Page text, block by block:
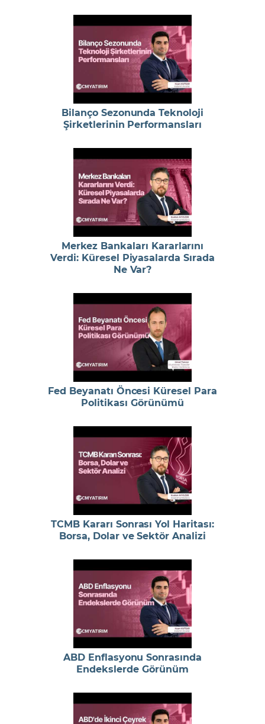
Bilanço Sezonunda Teknoloji
Şirketlerinin Performansları
Merkez Bankaları Kararlarını
Verdi: Küresel Piyasalarda Sırada
Ne Var?
Fed Beyanatı Öncesi Küresel Para
Politikası Görünümü
TCMB Kararı Sonrası Yol Haritası:
Borsa, Dolar ve Sektör Analizi
ABD Enflasyonu Sonrasında
Endekslerde Görünüm